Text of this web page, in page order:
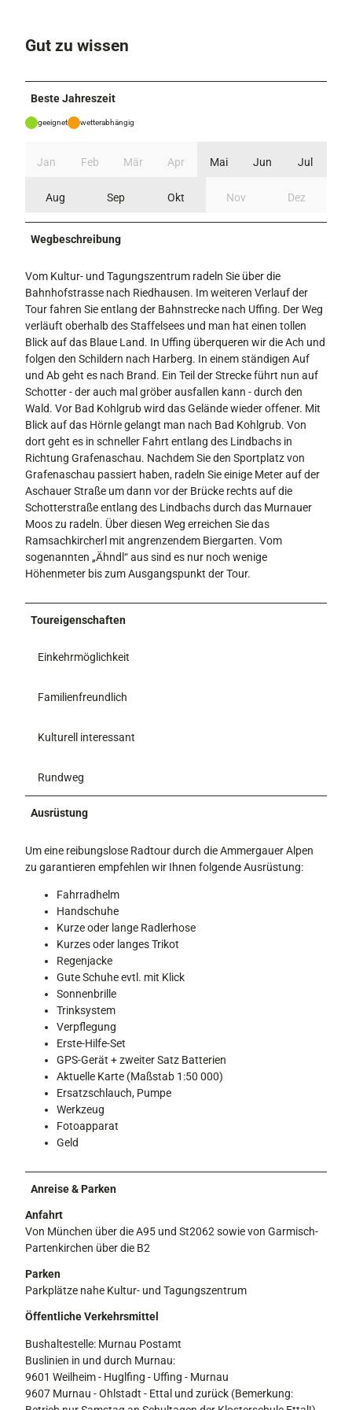
Gut zu wissen
Beste Jahreszeit
geeignet wetterabhängig
Jan Feb Mär Apr Mai Jun Jul
Aug Sep Okt Nov Dez
Wegbeschreibung
Vom Kultur- und Tagungszentrum radeln Sie über die
Bahnhofstrasse nach Riedhausen. Im weiteren Verlauf der
Tour fahren Sie entlang der Bahnstrecke nach Uffing. Der Weg
verläuft oberhalb des Staffelsees und man hat einen tollen
Blick auf das Blaue Land. In Uffing überqueren wir die Ach und
folgen den Schildern nach Harberg. In einem ständigen Auf
und Ab geht es nach Brand. Ein Teil der Strecke führt nun auf
Schotter - der auch mal gröber ausfallen kann - durch den
Wald. Vor Bad Kohlgrub wird das Gelände wieder offener. Mit
Blick auf das Hörnle gelangt man nach Bad Kohlgrub. Von
dort geht es in schneller Fahrt entlang des Lindbachs in
Richtung Grafenaschau. Nachdem Sie den Sportplatz von
Grafenaschau passiert haben, radeln Sie einige Meter auf der
Aschauer Straße um dann vor der Brücke rechts auf die
Schotterstraße entlang des Lindbachs durch das Murnauer
Moos zu radeln. Über diesen Weg erreichen Sie das
Ramsachkircherl mit angrenzendem Biergarten. Vom
sogenannten „Ähndl“ aus sind es nur noch wenige
Höhenmeter bis zum Ausgangspunkt der Tour.
Toureigenschaften
Einkehrmöglichkeit
Familienfreundlich
Kulturell interessant
Rundweg
Ausrüstung
Um eine reibungslose Radtour durch die Ammergauer Alpen
zu garantieren empfehlen wir Ihnen folgende Ausrüstung:
Fahrradhelm
Handschuhe
Kurze oder lange Radlerhose
Kurzes oder langes Trikot
Regenjacke
Gute Schuhe evtl. mit Klick
Sonnenbrille
Trinksystem
Verpflegung
Erste-Hilfe-Set
GPS-Gerät + zweiter Satz Batterien
Aktuelle Karte (Maßstab 1:50 000)
Ersatzschlauch, Pumpe
Werkzeug
Fotoapparat
Geld
Anreise & Parken
Anfahrt
Von München über die A95 und St2062 sowie von Garmisch-
Partenkirchen über die B2
Parken
Parkplätze nahe Kultur- und Tagungszentrum
Öffentliche Verkehrsmittel
Bushaltestelle: Murnau Postamt
Buslinien in und durch Murnau:
9601 Weilheim - Huglfing - Uffing - Murnau
9607 Murnau - Ohlstadt - Ettal und zurück (Bemerkung: